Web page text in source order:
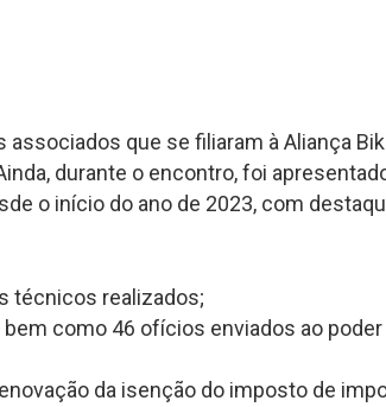
que se filiaram à Aliança
durante o encontro, foi
o início do ano de 2023, com
técnicos realizados;
como 46 ofícios enviados ao
da isenção do imposto de